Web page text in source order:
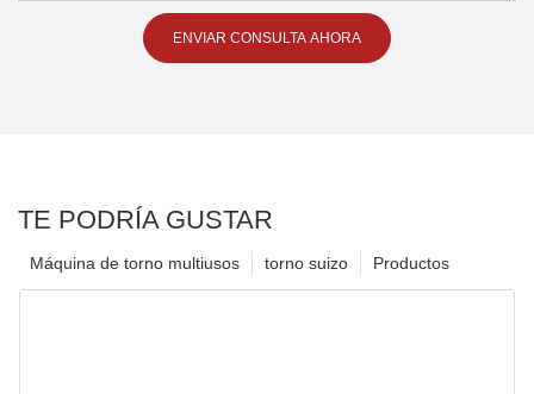
ENVIAR CONSULTA AHORA
TE PODRÍA GUSTAR
Productos
torno suizo
Máquina de torno multiusos